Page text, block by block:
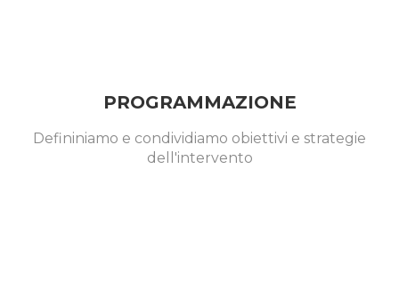
PROGRAMMAZIONE
Defininiamo e condividiamo obiettivi e strategie
dell'intervento